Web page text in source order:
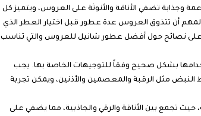
تضفي الأناقة والأنوثة على العروس، ويتميز كل
أن تتذوق العروس عدة عطور قبل اختيار العطر الذي
نصائح حول أفضل عطور شانيل للعروس والتي تناسب
بشكل صحيح وفقاً للتوجيهات الخاصة بها. يجب
مثل الرقبة والمعصمين والأذنين، ويمكن تجربة
تجمع بين الأناقة والرقي والجاذبية، مما يضفي على